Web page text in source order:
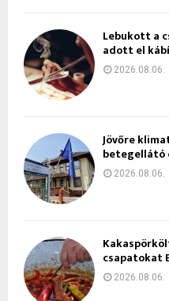
Lebukott a
adott el
2026.08.06.
Jövőre
betegellátó
2026.08.06.
csapatokat
2026.08.06.